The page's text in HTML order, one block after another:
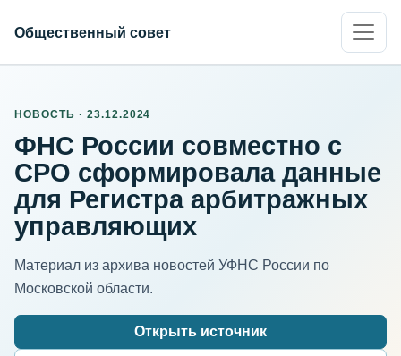
Общественный совет
НОВОСТЬ · 23.12.2024
ФНС России совместно с
СРО сформировала данные
для Регистра арбитражных
управляющих
Материал из архива новостей УФНС России по
Московской области.
Открыть источник